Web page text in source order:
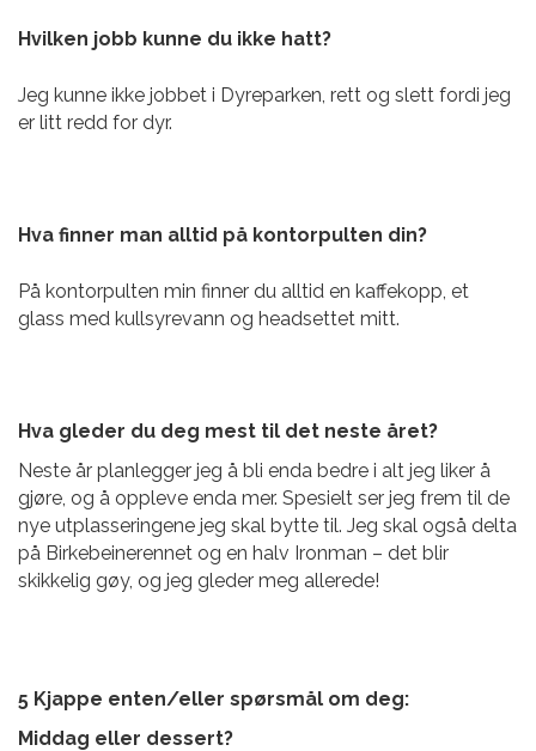
Hvilken jobb kunne du ikke hatt?
Jeg kunne ikke jobbet i Dyreparken, rett og slett fordi jeg
er litt redd for dyr.
Hva finner man alltid på kontorpulten din?
På kontorpulten min finner du alltid en kaffekopp, et
glass med kullsyrevann og headsettet mitt.
Hva gleder du deg mest til det neste året?
Neste år planlegger jeg å bli enda bedre i alt jeg liker å
gjøre, og å oppleve enda mer. Spesielt ser jeg frem til de
nye utplasseringene jeg skal bytte til. Jeg skal også delta
på Birkebeinerennet og en halv Ironman – det blir
skikkelig gøy, og jeg gleder meg allerede!
5 Kjappe enten/eller spørsmål om deg:
Middag eller dessert?